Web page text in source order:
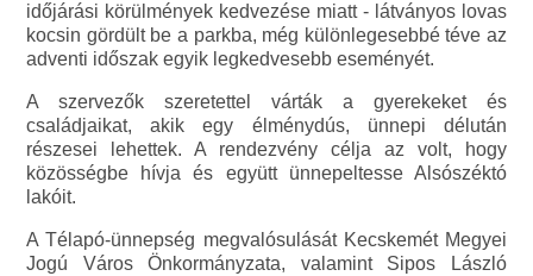
időjárási körülmények kedvezése miatt - látványos lovas
kocsin gördült be a parkba, még különlegesebbé téve az
adventi időszak egyik legkedvesebb eseményét.
A szervezők szeretettel várták a gyerekeket és
családjaikat, akik egy élménydús, ünnepi délután
részesei lehettek. A rendezvény célja az volt, hogy
közösségbe hívja és együtt ünnepeltesse Alsószéktó
lakóit.
A Télapó-ünnepség megvalósulását Kecskemét Megyei
Jogú Város Önkormányzata, valamint Sipos László